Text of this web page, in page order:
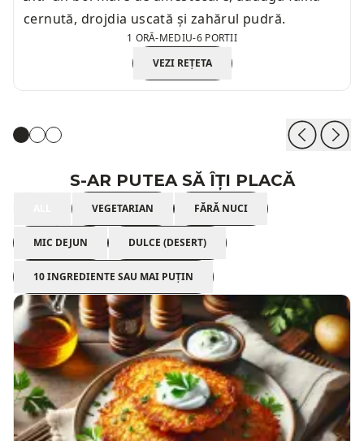
cernută, drojdia uscată și zahărul pudră.
1 ORĂ-MEDIU-6 PORTII
VEZI REȚETA
S-AR PUTEA SĂ ÎȚI PLACĂ
VEGETARIAN FĂRĂ NUCI
MIC DEJUN DULCE (DESERT)
10 INGREDIENTE SAU MAI PUȚIN